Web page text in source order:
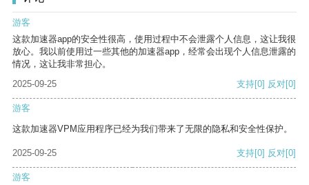
游客
这款加速器app的安全性很高，使用过程中不会泄露个人信息，这让我很
放心。我以前使用过一些其他的加速器app，经常会出现个人信息泄露的
情况，这让我非常担心。
2025-09-25
支持[0] 反对[0]
游客
这款加速器VPM应用程序已经为我们带来了无限的隐私和安全性保护。
2025-09-25 支持[0] 反对[0]
游客